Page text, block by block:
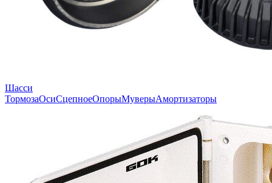
Шасси
ТормозаОсиСцепноеОпорыМуверыАмортизаторы